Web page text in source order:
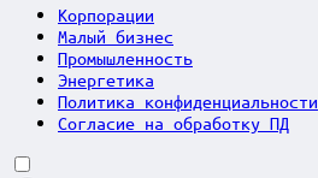
Корпорации
Малый бизнес
Промышленность
Энергетика
Политика конфиденциальности
Согласие на обработку ПД